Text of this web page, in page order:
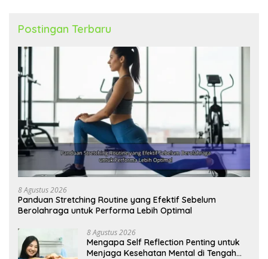
Postingan Terbaru
8 Agustus 2026
Panduan Stretching Routine yang Efektif Sebelum
Berolahraga untuk Performa Lebih Optimal
8 Agustus 2026
Mengapa Self Reflection Penting untuk
Menjaga Kesehatan Mental di Tengah